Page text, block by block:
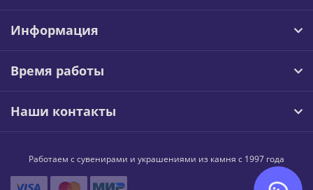
Информация
Время работы
Наши контакты
Работаем с сувенирами и украшениями из камня с 1997 года